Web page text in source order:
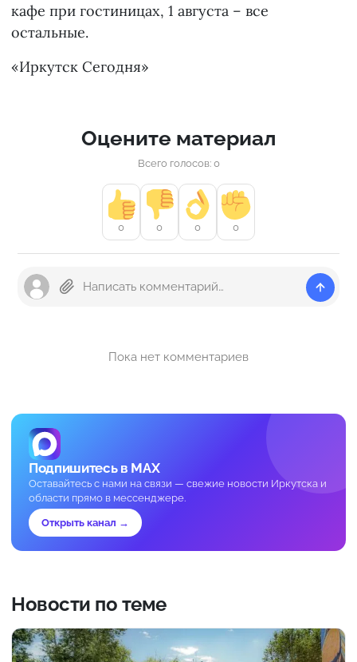
кафе при гостиницах, 1 августа – все
остальные.
«Иркутск Сегодня»
Оцените материал
Всего голосов: 0
0 0 0 0
Пока нет комментариев
Подпишитесь в MAX
Оставайтесь с нами на связи — свежие новости Иркутска и
области прямо в мессенджере.
Открыть канал →
Новости по теме